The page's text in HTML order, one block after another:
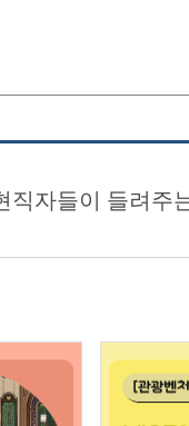
직자들이 들려주